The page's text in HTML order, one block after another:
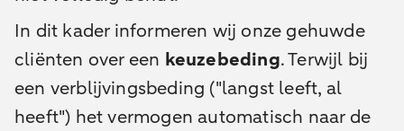
In dit kader informeren wij onze gehuwde
cliënten over een keuzebeding. Terwijl bij
een verblijvingsbeding ("langst leeft, al
heeft") het vermogen automatisch naar de